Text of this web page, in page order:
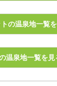
の温泉地一覧
温泉地一覧を見